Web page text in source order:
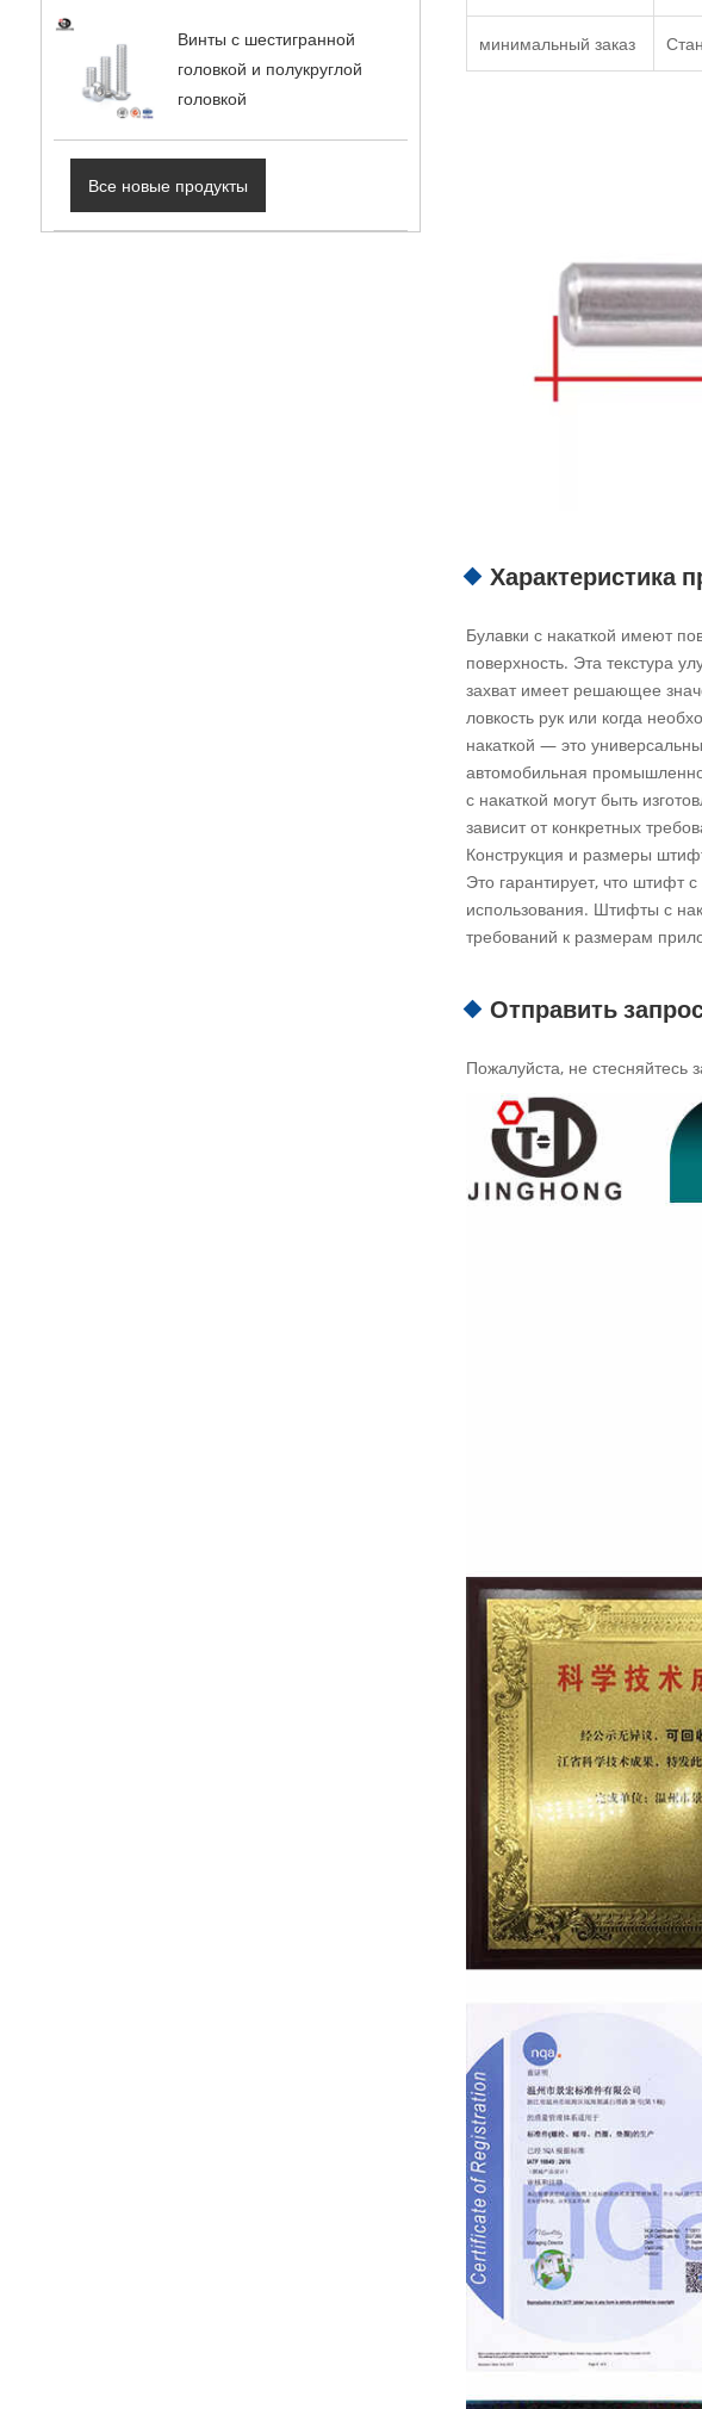
Винты с шестигранной
головкой и полукруглой
головкой
Все новые продукты
минимальный заказ
Характеристика
Булавки с накаткой имеют
поверхность. Эта текстура
захват имеет решающее
ловкость рук или когда
накаткой — это
автомобильная
с накаткой могут быть
зависит от конкретных
Конструкция и размеры
Это гарантирует, что штифт
использования. Штифты с
требований к размерам
Отправить
Пожалуйста, не